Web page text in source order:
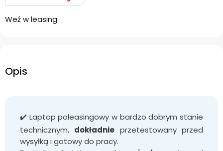
Weź w leasing
Opis
✔️ Laptop poleasingowy w bardzo dobrym stanie
technicznym, dokładnie przetestowany przed
wysyłką i gotowy do pracy.